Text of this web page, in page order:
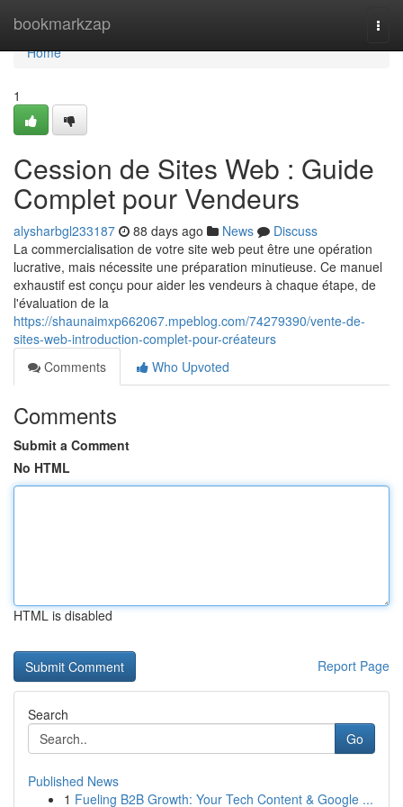
bookmarkzap
Home
Home
1
Cession de Sites Web : Guide
Complet pour Vendeurs
alysharbgl233187 88 days ago News
Discuss
La commercialisation de votre site web peut être une opération
lucrative, mais nécessite une préparation minutieuse. Ce manuel
exhaustif est conçu pour aider les vendeurs à chaque étape, de
l'évaluation de la
https://shaunaimxp662067.mpeblog.com/74279390/vente-de-
sites-web-introduction-complet-pour-créateurs
Comments
Who Upvoted
Comments
Submit a Comment
No HTML
HTML is disabled
Report Page
Search
Go
Published News
1 Fueling B2B Growth: Your Tech Content & Google ...